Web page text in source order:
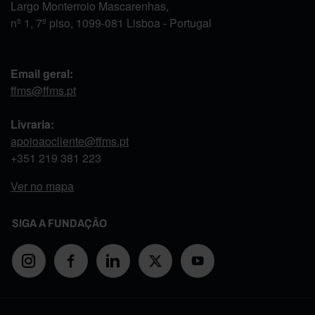
Largo Monterroio Mascarenhas,
nº 1, 7º piso, 1099-081 Lisboa - Portugal
Email geral:
ffms@ffms.pt
Livraria:
apoioaocliente@ffms.pt
+351 219 381 223
Ver no mapa
SIGA A FUNDAÇÃO